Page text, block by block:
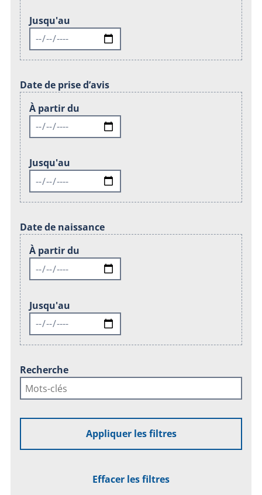
Jusqu'au
Date de prise d’avis
À partir du
Jusqu'au
Date de naissance
À partir du
Jusqu'au
Recherche
Appliquer les filtres
Effacer les filtres